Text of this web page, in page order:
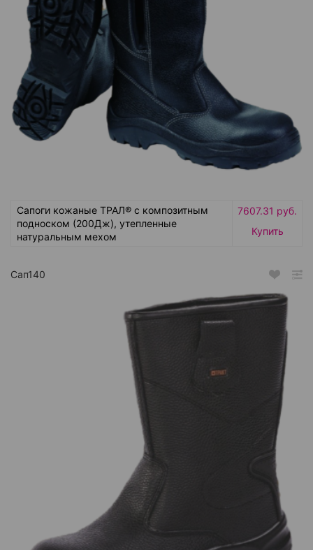
Сапоги кожаные ТРАЛ® с композитным
подноском (200Дж), утепленные
натуральным мехом
7607.31 руб.
Купить
Сап140